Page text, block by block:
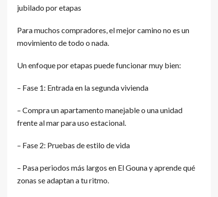
jubilado por etapas
Para muchos compradores, el mejor camino no es un
movimiento de todo o nada.
Un enfoque por etapas puede funcionar muy bien:
– Fase 1: Entrada en la segunda vivienda
– Compra un apartamento manejable o una unidad
frente al mar para uso estacional.
– Fase 2: Pruebas de estilo de vida
– Pasa periodos más largos en El Gouna y aprende qué
zonas se adaptan a tu ritmo.